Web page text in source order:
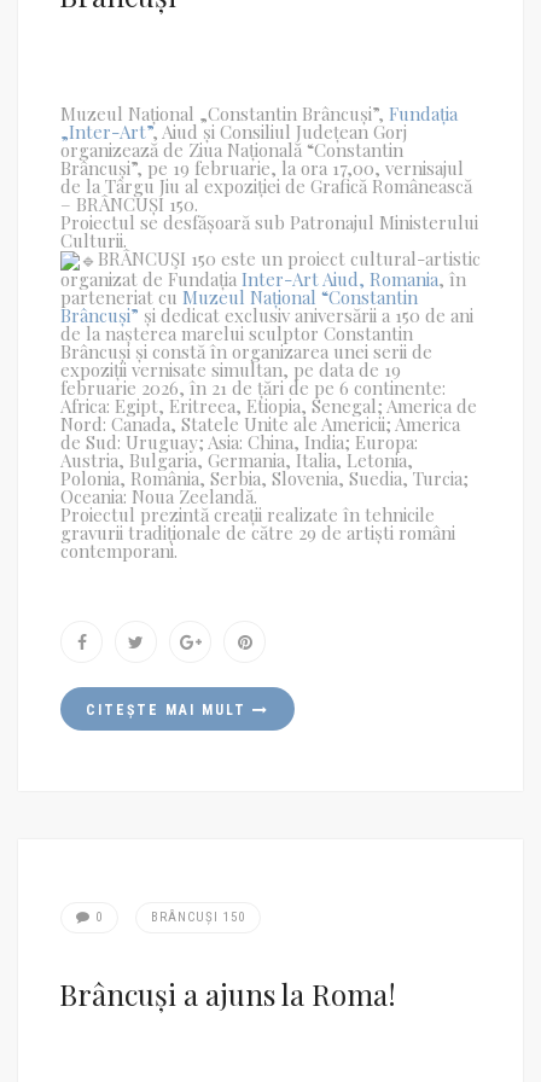
Muzeul Național „Constantin Brâncuși”, Fundația
„Inter-Art”, Aiud și Consiliul Județean Gorj
organizează de Ziua Națională “Constantin
Brâncuși”, pe 19 februarie, la ora 17,00, vernisajul
de la Târgu Jiu al expoziției de Grafică Românească
– BRÂNCUȘI 150.
Proiectul se desfășoară sub Patronajul Ministerului
Culturii.
BRÂNCUŞI 150 este un proiect cultural-artistic
organizat de Fundația Inter-Art Aiud, Romania, în
parteneriat cu Muzeul Național “Constantin
Brâncuși” și dedicat exclusiv aniversării a 150 de ani
de la nașterea marelui sculptor Constantin
Brâncuși și constă în organizarea unei serii de
expoziții vernisate simultan, pe data de 19
februarie 2026, în 21 de țări de pe 6 continente:
Africa: Egipt, Eritreea, Etiopia, Senegal; America de
Nord: Canada, Statele Unite ale Americii; America
de Sud: Uruguay; Asia: China, India; Europa:
Austria, Bulgaria, Germania, Italia, Letonia,
Polonia, România, Serbia, Slovenia, Suedia, Turcia;
Oceania: Noua Zeelandă.
Proiectul prezintă creații realizate în tehnicile
gravurii tradiționale de către 29 de artiști români
contemporani.
CITEȘTE MAI MULT
0 BRÂNCUȘI 150
Brâncuși a ajuns la Roma!